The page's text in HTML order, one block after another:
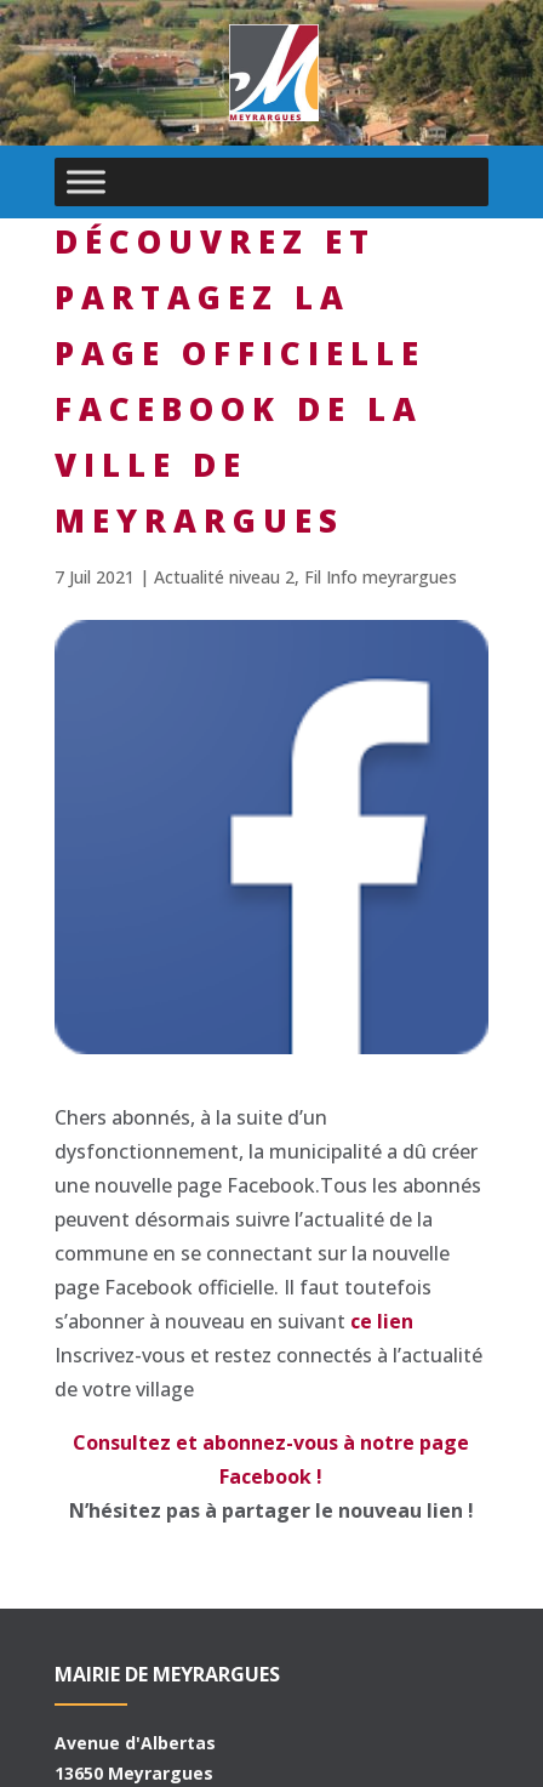
DÉCOUVREZ ET
PARTAGEZ LA
PAGE OFFICIELLE
FACEBOOK DE LA
VILLE DE
MEYRARGUES
7 Juil 2021 | Actualité niveau 2, Fil Info meyrargues
Chers abonnés, à la suite d’un
dysfonctionnement, la municipalité a dû créer
une nouvelle page Facebook.Tous les abonnés
peuvent désormais suivre l’actualité de la
commune en se connectant sur la nouvelle
page Facebook officielle. Il faut toutefois
s’abonner à nouveau en suivant ce lien
Inscrivez-vous et restez connectés à l’actualité
de votre village
Consultez et abonnez-vous à notre page
Facebook !
N’hésitez pas à partager le nouveau lien !
MAIRIE DE MEYRARGUES
Avenue d'Albertas
13650 Meyrargues